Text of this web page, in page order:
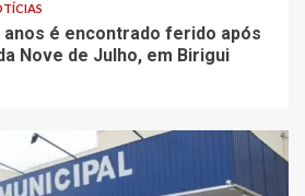
é encontrado ferido após
Nove de Julho, em Birigui